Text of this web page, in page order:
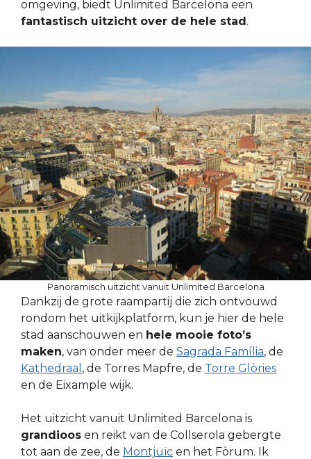
omgeving, biedt Unlimited Barcelona een
fantastisch uitzicht over de hele stad.
Panoramisch uitzicht vanuit Unlimited Barcelona
Dankzij de grote raampartij die zich ontvouwd
rondom het uitkijkplatform, kun je hier de hele
stad aanschouwen en hele mooie foto’s
maken, van onder meer de Sagrada Família, de
Kathedraal , de Torres Mapfre, de Torre Glòries
en de Eixample wijk.
Het uitzicht vanuit Unlimited Barcelona is
grandioos en reikt van de Collserola gebergte
tot aan de zee, de Montjuïc en het Fòrum. Ik